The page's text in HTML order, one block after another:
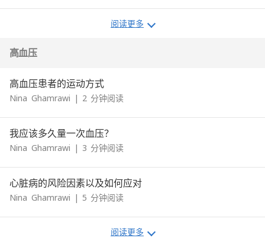
阅读更多
高血压
高血压患者的运动方式
Nina Ghamrawi | 2 分钟阅读
我应该多久量一次血压？
Nina Ghamrawi | 3 分钟阅读
心脏病的风险因素以及如何应对
Nina Ghamrawi | 5 分钟阅读
阅读更多